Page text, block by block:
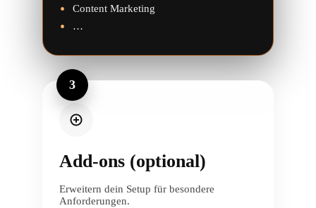
Content Marketing
…
3
Add-ons (optional)
Erweitern dein Setup für besondere
Anforderungen.